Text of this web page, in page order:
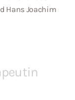
Hans Joachim